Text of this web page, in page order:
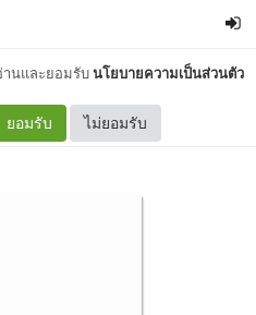
านและยอมรับนโยบายความเป็นส่วนตัว
ยอมรับ ไม่ยอมรับ